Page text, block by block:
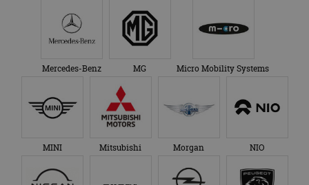
Mercedes-Benz MG Micro Mobility Systems
MINI Mitsubishi Morgan NIO